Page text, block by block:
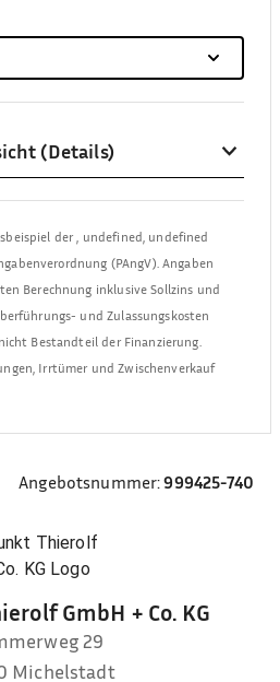
(Details)
der, undefined, undefined
(PAngV). Angaben
Berechnung inklusive Sollzins und
und Zulassungskosten
Bestandteil der Finanzierung.
Irrtümer und Zwischenverkauf
Angebotsnummer:999425-740
GmbH + Co. KG
29
Michelstadt